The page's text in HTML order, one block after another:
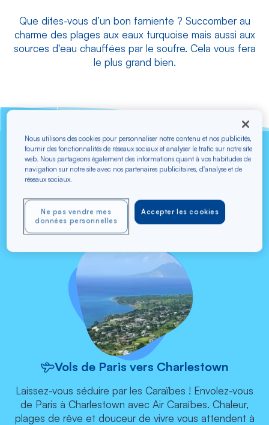
Que dites-vous d’un bon farniente ? Succomber au
charme des plages aux eaux turquoise mais aussi aux
sources d'eau chauffées par le soufre. Cela vous fera
le plus grand bien.
Trouver un vol vers Saint Kitts et Nevis
et Nevis
Vols de Paris vers Charlestown
Laissez-vous séduire par les Caraïbes ! Envolez-vous
de Paris à Charlestown avec Air Caraïbes. Chaleur,
plages de rêve et douceur de vivre vous attendent à
Nous utilisons des cookies pour personnaliser notre contenu et nos publicités,
fournir des fonctionnalités de réseaux sociaux et analyser le trafic sur notre site
web. Nous partageons également des informations quant à vos habitudes de
navigation sur notre site avec nos partenaires publicitaires, d'analyse et de
réseaux sociaux.
Accepter les cookies
Ne pas vendre mes
données personnelles